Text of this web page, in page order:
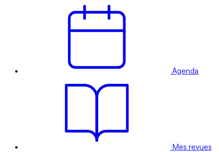
Agenda
Mes revues